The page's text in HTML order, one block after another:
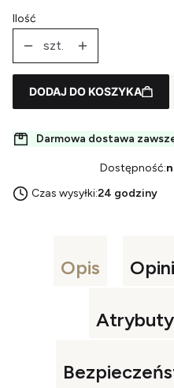
Ilość
szt.
DODAJ DO KOSZYKA
Darmowa dostawa
Dostępność:
Czas wysyłki:24 godziny
Opis